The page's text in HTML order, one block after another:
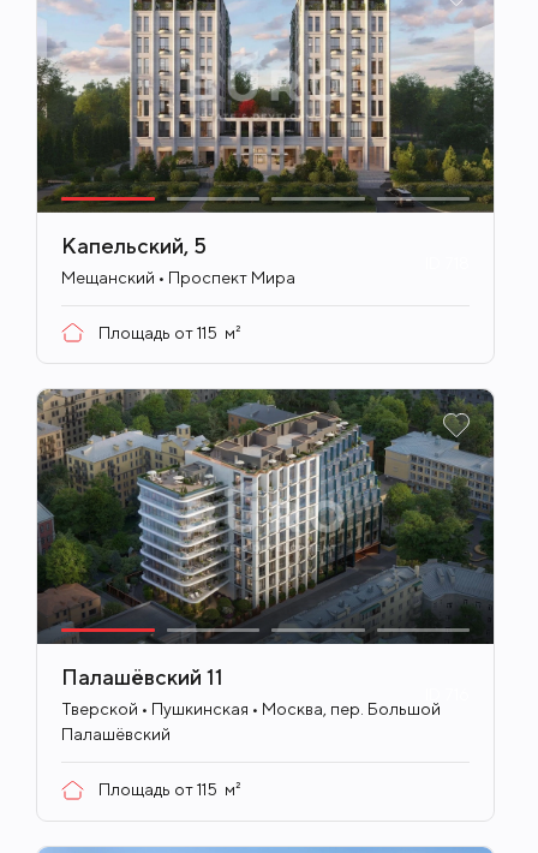
Капельский, 5
Мещанский • Проспект Мира
Площадь от115 м²
Палашёвский 11
Тверской • Пушкинская • Москва, пер. Большой
Палашёвский
Площадь от115 м²